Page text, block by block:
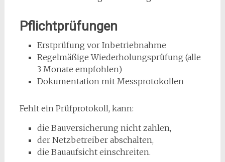
Pflichtprüfungen
Erstprüfung vor Inbetriebnahme
Regelmäßige Wiederholungsprüfung (alle
3 Monate empfohlen)
Dokumentation mit Messprotokollen
Fehlt ein Prüfprotokoll, kann:
die Bauversicherung nicht zahlen,
der Netzbetreiber abschalten,
die Bauaufsicht einschreiten.